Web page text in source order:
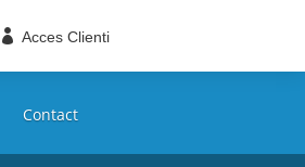
 Acces Clienti
Contact